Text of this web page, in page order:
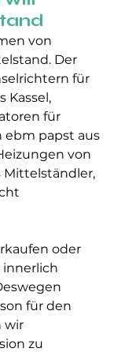
von
Der
für
Kassel,
für
papst aus
von
Mittelständler,
oder
innerlich
für den
wir
zu